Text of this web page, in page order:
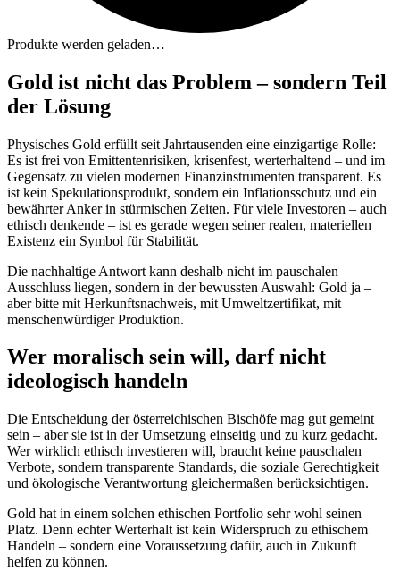
Produkte werden geladen…
Gold ist nicht das Problem – sondern Teil
der Lösung
Physisches Gold erfüllt seit Jahrtausenden eine einzigartige Rolle:
Es ist frei von Emittentenrisiken, krisenfest, werterhaltend – und im
Gegensatz zu vielen modernen Finanzinstrumenten transparent. Es
ist kein Spekulationsprodukt, sondern ein Inflationsschutz und ein
bewährter Anker in stürmischen Zeiten. Für viele Investoren – auch
ethisch denkende – ist es gerade wegen seiner realen, materiellen
Existenz ein Symbol für Stabilität.
Die nachhaltige Antwort kann deshalb nicht im pauschalen
Ausschluss liegen, sondern in der bewussten Auswahl: Gold ja –
aber bitte mit Herkunftsnachweis, mit Umweltzertifikat, mit
menschenwürdiger Produktion.
Wer moralisch sein will, darf nicht
ideologisch handeln
Die Entscheidung der österreichischen Bischöfe mag gut gemeint
sein – aber sie ist in der Umsetzung einseitig und zu kurz gedacht.
Wer wirklich ethisch investieren will, braucht keine pauschalen
Verbote, sondern transparente Standards, die soziale Gerechtigkeit
und ökologische Verantwortung gleichermaßen berücksichtigen.
Gold hat in einem solchen ethischen Portfolio sehr wohl seinen
Platz. Denn echter Werterhalt ist kein Widerspruch zu ethischem
Handeln – sondern eine Voraussetzung dafür, auch in Zukunft
helfen zu können.